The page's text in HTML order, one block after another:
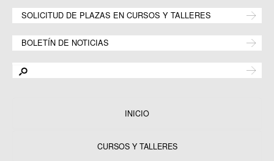
SOLICITUD DE PLAZAS EN CURSOS Y TALLERES
BOLETÍN DE NOTICIAS
INICIO
CURSOS Y TALLERES